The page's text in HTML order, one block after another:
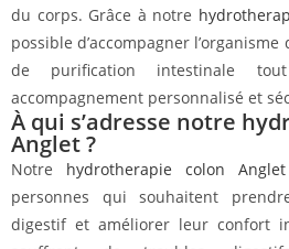
du corps. Grâce à notre
possible d’accompagner
de purification intestinale
accompagnement personnalisé et
À qui s’adresse notre
Anglet ?
Notre hydrotherapie colon Anglet
personnes qui souhaitent
digestif et améliorer leur confort